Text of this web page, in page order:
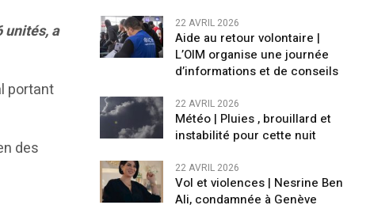
unités, a
portant
des
22 AVRIL 2026
Aide au retour volontaire |
L’OIM organise une journée
d’informations et de conseils
22 AVRIL 2026
Météo | Pluies , brouillard et
instabilité pour cette nuit
22 AVRIL 2026
Vol et violences | Nesrine Ben
Ali, condamnée à Genève